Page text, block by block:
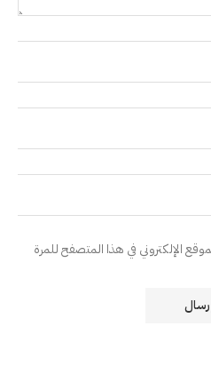
الإلكتروني في هذا المتصفح للمرة